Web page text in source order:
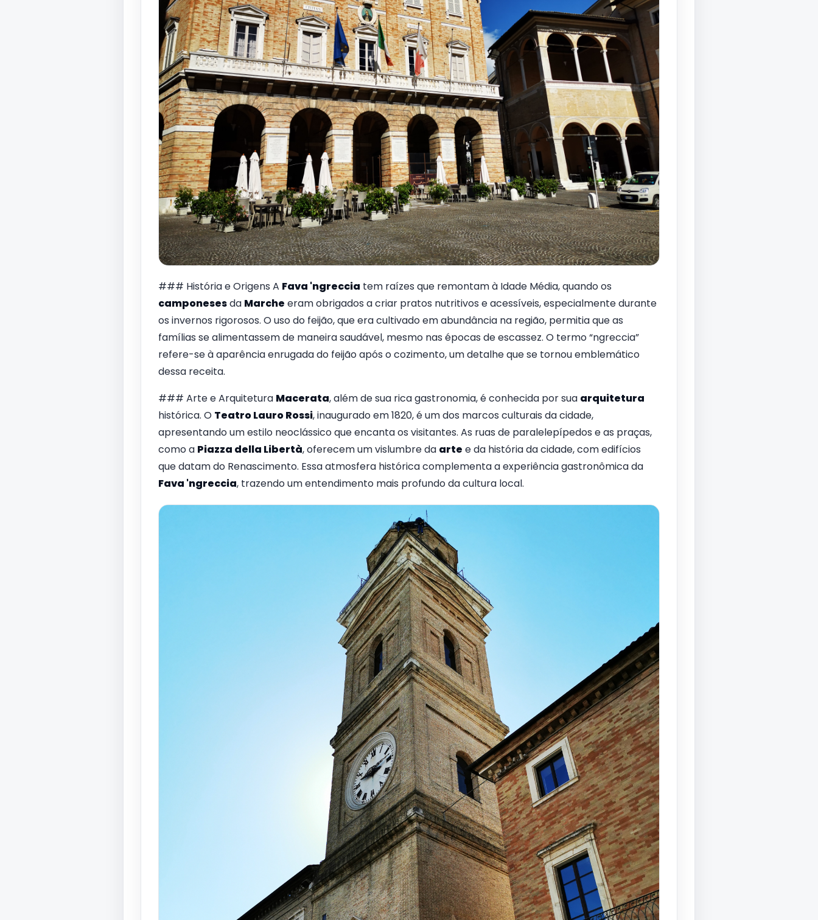
### História e Origens A Fava 'ngreccia tem raízes que remontam à Idade Média, quando os
camponesesda Marche eram obrigados a criar pratos nutritivos e acessíveis, especialmente durante
os invernos rigorosos. O uso do feijão, que era cultivado em abundância na região, permitia que as
famílias se alimentassem de maneira saudável, mesmo nas épocas de escassez. O termo “ngreccia”
refere-se à aparência enrugada do feijão após o cozimento, um detalhe que se tornou emblemático
dessa receita.
### Arte e Arquitetura Macerata, além de sua rica gastronomia, é conhecida por sua arquitetura
histórica. O Teatro Lauro Rossi, inaugurado em 1820, é um dos marcos culturais da cidade,
apresentando um estilo neoclássico que encanta os visitantes. As ruas de paralelepípedos e as praças,
como a Piazza della Libertà, oferecem um vislumbre da arte e da história da cidade, com edifícios
que datam do Renascimento. Essa atmosfera histórica complementa a experiência gastronômica da
Fava 'ngreccia, trazendo um entendimento mais profundo da cultura local.